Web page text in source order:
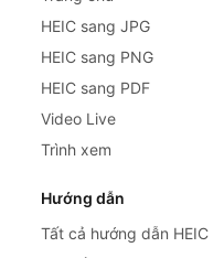
HEIC sang JPG
HEIC sang PNG
HEIC sang PDF
Video Live
Trình xem
Hướng dẫn
Tất cả hướng dẫn HEIC